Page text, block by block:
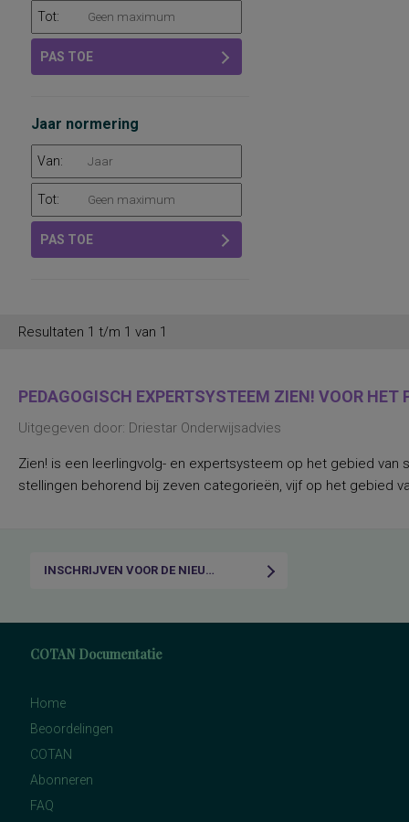
Tot:
PAS TOE
Jaar normering
Van:
Tot:
PAS TOE
Resultaten 1 t/m 1 van 1
PEDAGOGISCH EXPERTSYSTEEM ZIEN! VOOR HET
Uitgegeven door: Driestar Onderwijsadvies
Zien! is een leerlingvolg- en expertsysteem op het gebied
stellingen behorend bij zeven categorieën, vijf op het gebied
INSCHRIJVEN VOOR DE NIEUWSBRIEF
COTAN Documentatie
Home
Beoordelingen
COTAN
Abonneren
FAQ